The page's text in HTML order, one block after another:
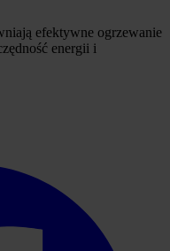
efektywne ogrzewanie
energii i